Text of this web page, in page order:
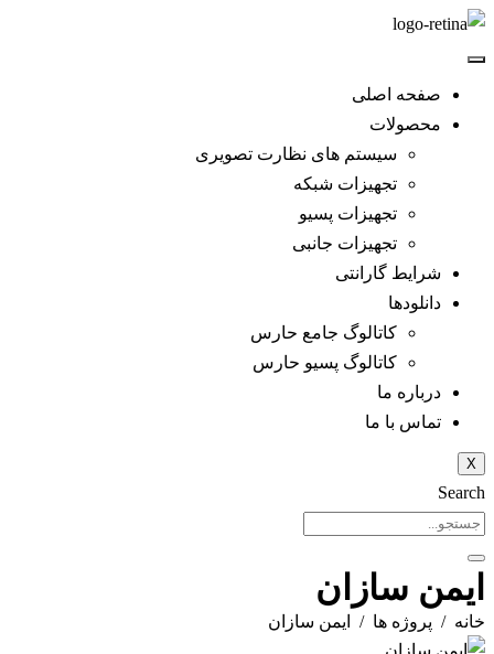
صفحه اصلی
محصولات
سیستم های نظارت تصویری
تجهیزات شبکه
تجهیزات پسیو
تجهیزات جانبی
شرایط گارانتی
دانلود‌ها
کاتالوگ جامع حارس
کاتالوگ پسیو حارس
درباره ما
تماس با ما
X
Search
ایمن سازان
خانه پروژه ها ایمن سازان